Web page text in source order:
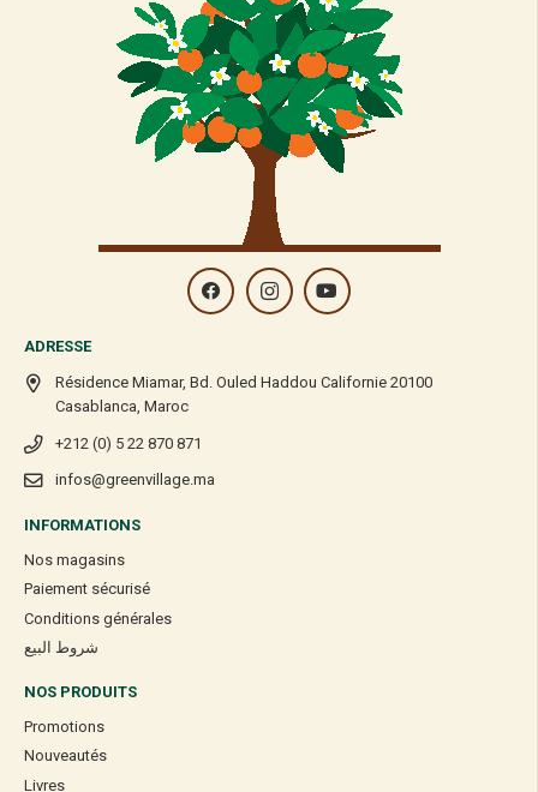
ADRESSE
Résidence Miamar, Bd. Ouled Haddou Californie 20100
Casablanca, Maroc
+212 (0) 5 22 870 871
infos@greenvillage.ma
INFORMATIONS
Nos magasins
Paiement sécurisé
Conditions générales
شروط البيع
NOS PRODUITS
Promotions
Nouveautés
Livres